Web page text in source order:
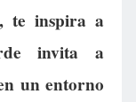
te inspira a
invita a
un entorno